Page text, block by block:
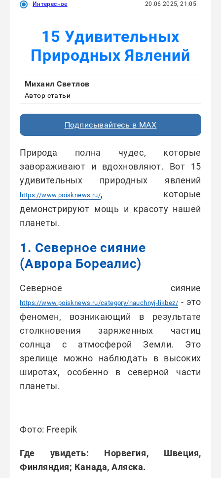
Интересное 20.06.2025, 21:05
15 Удивительных
Природных Явлений
Михаил Светлов
Автор статьи
Подписывайтесь в MAX
Природа полна чудес, которые
завораживают и вдохновляют. Вот 15
удивительных природных явлений
https://www.poisknews.ru/, которые
демонстрируют мощь и красоту нашей
планеты.
1. Северное сияние
(Аврора Бореалис)
Северное сияние
https://www.poisknews.ru/category/nauchnyj-likbez/ - это
феномен, возникающий в результате
столкновения заряженных частиц
солнца с атмосферой Земли. Это
зрелище можно наблюдать в высоких
широтах, особенно в северной части
планеты.
Фото: Freepik
Где увидеть: Норвегия, Швеция,
Финляндия; Канада, Аляска.